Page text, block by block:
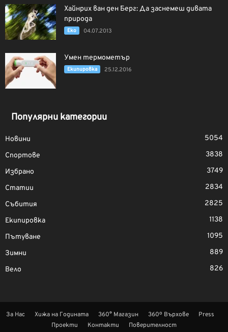
Хайнрих ван ден Берг: Да заснемеш дивата
природа
Еко 04.07.2013
Умен термометър
Екипировка 25.12.2016
Популярни категории
Новини
5054
Спортове
3838
Избрано
3749
Статии
2834
Събития
2825
Екипировка
1138
Пътуване
1095
Зимни
889
Вело
826
За Нас Хижа на Годината 360° Магазин 360º Върхове
Press
Проекти
Контакти Поверителност